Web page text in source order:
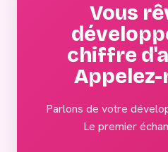
Vous
chiffre
Appelez-
Parlons de votre
Le premier